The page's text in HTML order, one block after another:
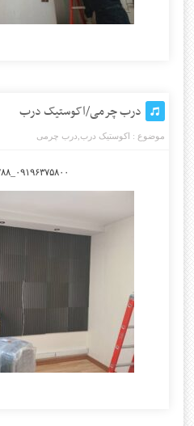
درب چرمی/اکوستیک درب
موضوع : اکوستیک درب درب چرمی
۰۹۱۹۶۳۷۵۸۰۰_۰۹۳۰۷۸۰۱۷۸۸